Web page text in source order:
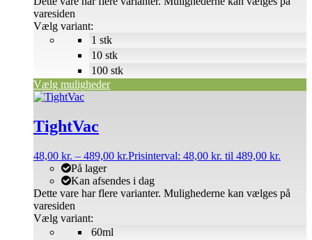
Vælg variant:
Vælg muligheder
varesiden
1 stk
10 stk
100 stk
TightVac
48,00 kr. – 489,00 kr.Prisinterval: 48,00 kr. til 489,00 kr.
På lager
Kan afsendes i dag
Vælg variant:
Dette vare har flere varianter. Mulighederne kan vælges på
varesiden
60ml